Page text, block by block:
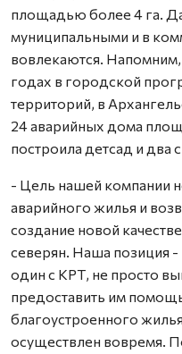
площадью более 4 га.
муниципальными и в
вовлекаются. Напомним,
годах в городской
территорий, в
24 аварийных дома
построила детсад и два
- Цель нашей компании
аварийного жилья и
создание новой
северян. Наша позиция -
один с КРТ, не просто
предоставить им
благоустроенного
осуществлен вовремя.